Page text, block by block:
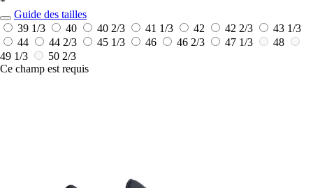
Guide des tailles
39 1/3
40 40 2/3 41 1/3 42 42 2/3
43 1/3
44
44 2/3 45 1/3 46 46 2/3 47 1/3
48
49 1/3
50 2/3
Ce champ est requis